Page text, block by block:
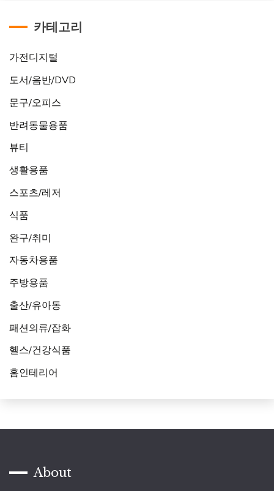
카테고리
가전디지털
도서/음반/DVD
문구/오피스
반려동물용품
뷰티
생활용품
스포츠/레저
식품
완구/취미
자동차용품
주방용품
출산/유아동
패션의류/잡화
헬스/건강식품
홈인테리어
About